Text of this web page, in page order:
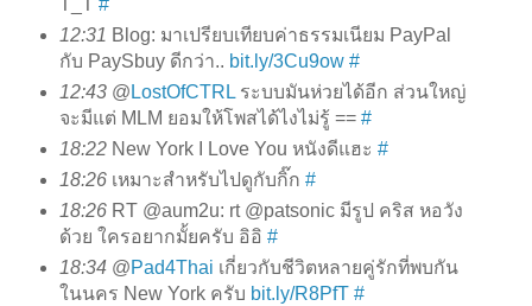
#
12:31 Blog: มาเปรียบเทียบค่าธรรมเนียม PayPal
กับ PaySbuy ดีกว่า.. bit.ly/3Cu9ow #
12:43@ LostOfCTRLระบบมันห่วยได้อีก ส่วนใหญ่
จะมีแต่ MLM ยอมให้โพสได้ไงไม่รู้ == #
18:22New York I Love You หนังดีแฮะ #
18:26เหมาะสำหรับไปดูกับกิ๊ก #
18:26RT @aum2u: rt @patsonic มีรูป คริส หอวัง
ด้วย ใครอยากมั้ยครับ อิอิ #
18:34@Pad4Thai เกี่ยวกับชีวิตหลายคู่รักที่พบกัน
ในนคร New York ครับ bit.ly/R8PfT #